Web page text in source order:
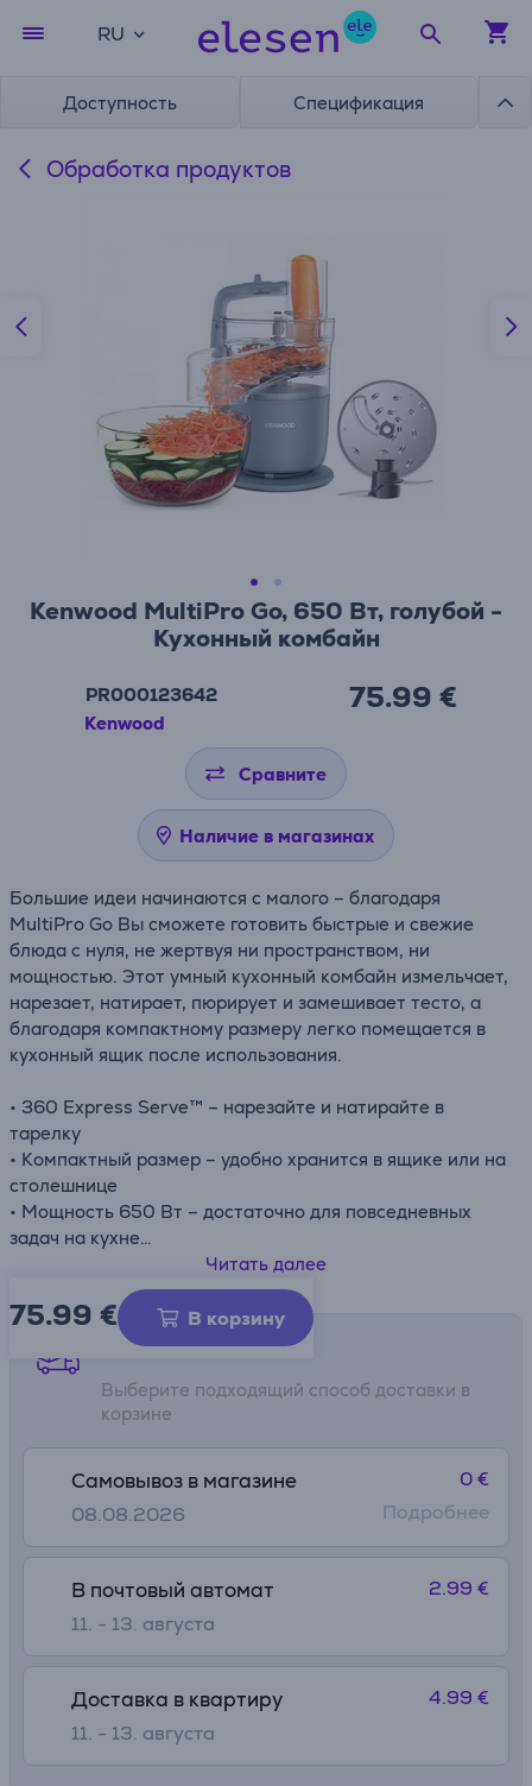
RU
Доступность Спецификация
Обработка продуктов
Kenwood MultiPro Go, 650 Вт, голубой -
Кухонный комбайн
PR000123642
Kenwood
75.99 €
Сравните
Наличие в магазинах
Большие идеи начинаются с малого – благодаря
MultiPro Go Вы сможете готовить быстрые и свежие
блюда с нуля, не жертвуя ни пространством, ни
мощностью. Этот умный кухонный комбайн измельчает,
нарезает, натирает, пюрирует и замешивает тесто, а
благодаря компактному размеру легко помещается в
кухонный ящик после использования.
• 360 Express Serve™ – нарезайте и натирайте в
тарелку
• Компактный размер – удобно хранится в ящике или на
столешнице
• Мощность 650 Вт – достаточно для повседневных
задач на кухне
• Простое управление – 2 скорости с импульсным
• Двусторонний диск для нарезания и натирания
Читать далее
75.99 € В корзину
Способы доставки
Выберите подходящий способ доставки в
корзине
Самовывоз в магазине
08.08.2026
0 €
Подробнее
В почтовый автомат
11. - 13. августа
2.99 €
Доставка в квартиру
11. - 13. августа
4.99 €